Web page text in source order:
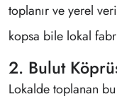
toplanır ve yerel
kopsa bile lokal
2. Bulut
Lokalde toplanan